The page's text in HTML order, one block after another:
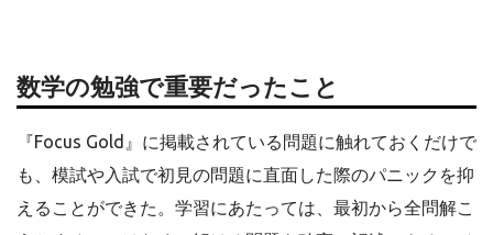
数学の勉強で重要だったこと
『Focus Gold』に掲載されている問題に触れておくだけで
も、模試や入試で初見の問題に直面した際のパニックを抑
えることができた。学習にあたっては、最初から全問解こ